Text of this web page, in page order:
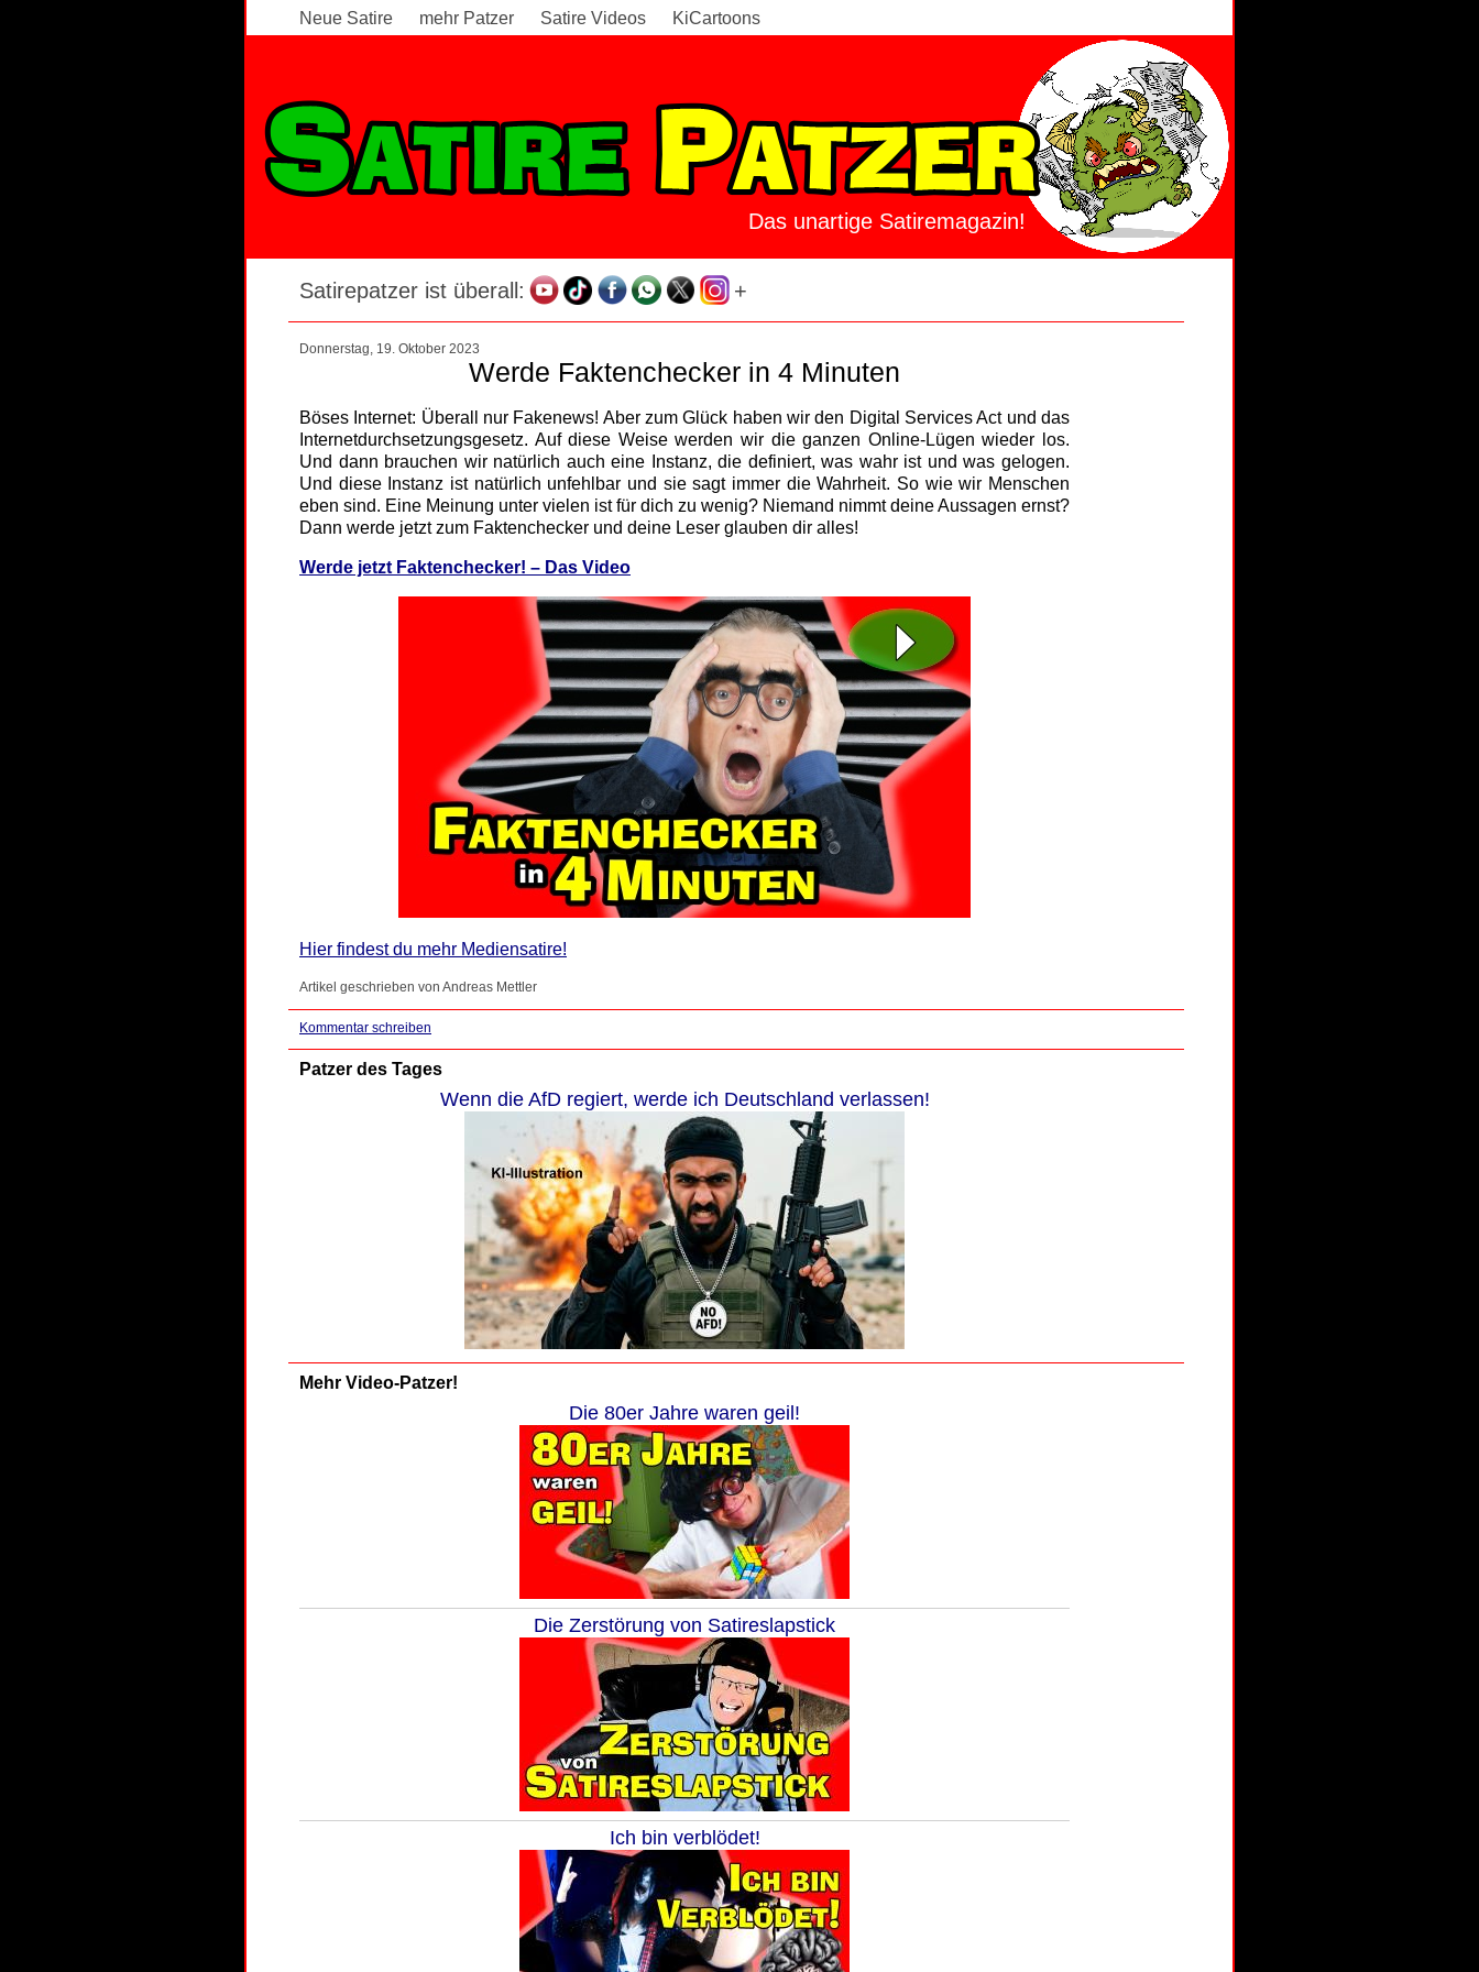
Neue Satire mehr Patzer Satire Videos KiCartoons
Das unartige Satiremagazin!
Satirepatzer ist überall: +
Donnerstag, 19. Oktober 2023
Werde Faktenchecker in 4 Minuten
Böses Internet: Überall nur Fakenews! Aber zum Glück haben wir den Digital Services Act und das
Internetdurchsetzungsgesetz. Auf diese Weise werden wir die ganzen Online-Lügen wieder los.
Und dann brauchen wir natürlich auch eine Instanz, die definiert, was wahr ist und was gelogen.
Und diese Instanz ist natürlich unfehlbar und sie sagt immer die Wahrheit. So wie wir Menschen
eben sind. Eine Meinung unter vielen ist für dich zu wenig? Niemand nimmt deine Aussagen ernst?
Dann werde jetzt zum Faktenchecker und deine Leser glauben dir alles!
Werde jetzt Faktenchecker! – Das Video
Hier findest du mehr Mediensatire!
Artikel geschrieben von Andreas Mettler
Kommentar schreiben
Patzer des Tages
Wenn die AfD regiert, werde ich Deutschland verlassen!
Mehr Video-Patzer!
Die 80er Jahre waren geil!
Die Zerstörung von Satireslapstick
Ich bin verblödet!